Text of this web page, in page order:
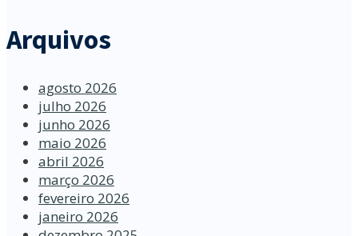
Arquivos
agosto 2026
julho 2026
junho 2026
maio 2026
abril 2026
março 2026
fevereiro 2026
janeiro 2026